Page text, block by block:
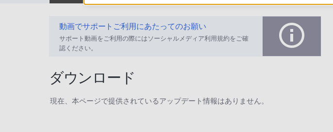
動画でサポートご利用にあたってのお願い
サポート動画をご利用の際にはソーシャルメディア利用規約をご確
認ください。
ダウンロード
現在、本ページで提供されているアップデート情報はありません。